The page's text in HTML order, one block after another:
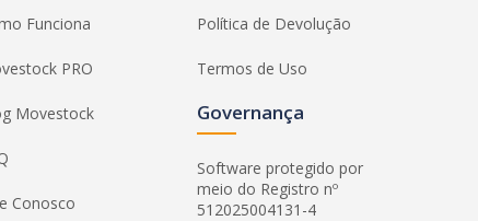
Funciona
PRO
Movestock
Conosco
Política de Devolução
Termos de Uso
Governança
Software protegido por
meio do Registro nº
512025004131-4